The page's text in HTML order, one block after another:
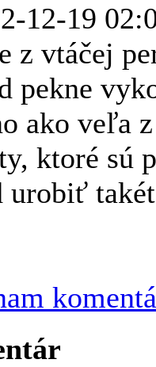
12-19
z vtáčej
pekne
ako veľa
ktoré sú
urobiť